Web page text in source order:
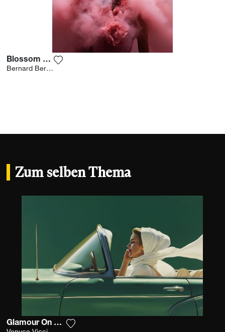
Blossom Wisp 5
Bernard Bertrand
Zum selben Thema
Glamour On The Road